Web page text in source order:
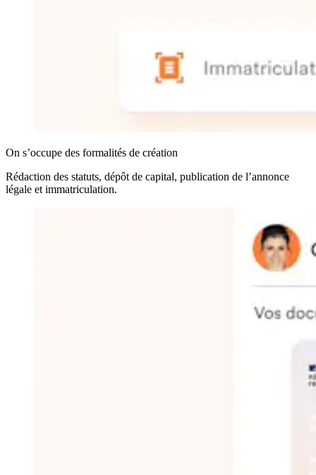
On s’occupe des formalités de création
Rédaction des statuts, dépôt de capital, publication de l’annonce
légale et immatriculation.